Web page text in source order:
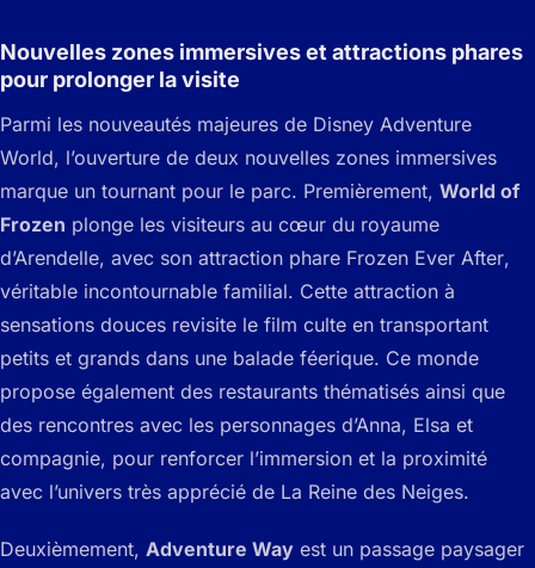
Nouvelles zones immersives et attractions phares
pour prolonger la visite
Parmi les nouveautés majeures de Disney Adventure
World, l’ouverture de deux nouvelles zones immersives
marque un tournant pour le parc. Premièrement, World of
Frozen plonge les visiteurs au cœur du royaume
d’Arendelle, avec son attraction phare Frozen Ever After,
véritable incontournable familial. Cette attraction à
sensations douces revisite le film culte en transportant
petits et grands dans une balade féerique. Ce monde
propose également des restaurants thématisés ainsi que
des rencontres avec les personnages d’Anna, Elsa et
compagnie, pour renforcer l’immersion et la proximité
avec l’univers très apprécié de La Reine des Neiges.
Deuxièmement, Adventure Way est un passage paysager